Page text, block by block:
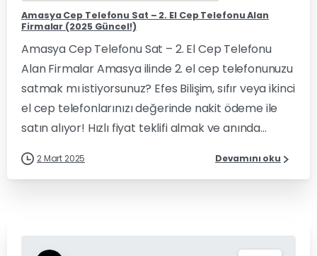
Amasya Cep Telefonu Sat – 2. El Cep Telefonu Alan
Firmalar (2025 Güncel!)
Amasya Cep Telefonu Sat – 2. El Cep Telefonu
Alan Firmalar Amasya ilinde 2. el cep telefonunuzu
satmak mı istiyorsunuz? Efes Bilişim, sıfır veya ikinci
el cep telefonlarınızı değerinde nakit ödeme ile
satın alıyor! Hızlı fiyat teklifi almak ve anında...
2 Mart 2025 Devamını oku